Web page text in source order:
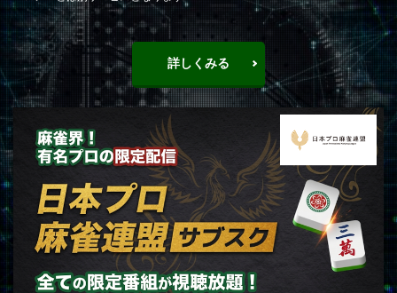
詳しくみる